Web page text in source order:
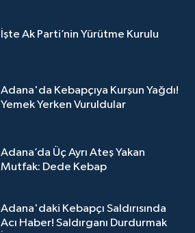
İşte Ak Parti’nin Yürütme Kurulu
Adana'da Kebapçıya Kurşun Yağdı!
Yemek Yerken Vuruldular
Adana’da Üç Ayrı Ateş Yakan
Mutfak: Dede Kebap
Adana'daki Kebapçı Saldırısında
Acı Haber! Saldırganı Durdurmak